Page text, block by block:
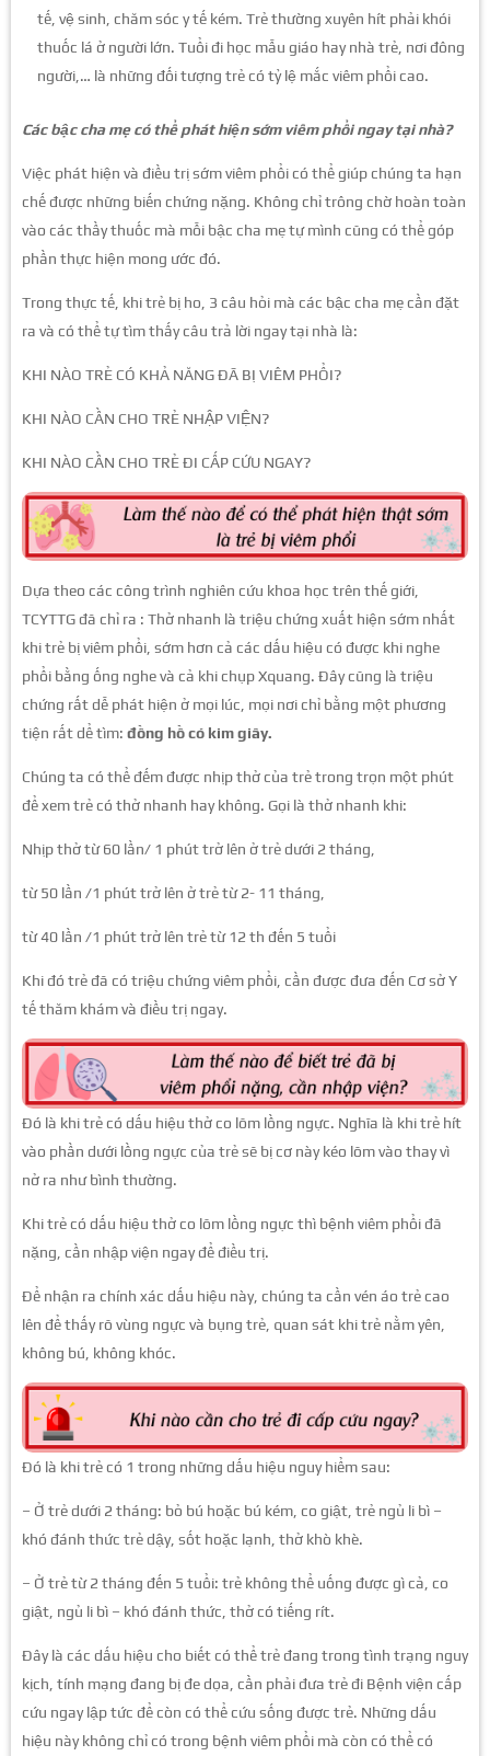
tế, vệ sinh, chăm sóc y tế kém. Trẻ thường xuyên hít phải khói
thuốc lá ở người lớn. Tuổi đi học mẫu giáo hay nhà trẻ, nơi đông
người,… là những đối tượng trẻ có tỷ lệ mắc viêm phổi cao.
Các bậc cha mẹ có thể phát hiện sớm viêm phổi ngay tại nhà?
Việc phát hiện và điều trị sớm viêm phổi có thể giúp chúng ta hạn
chế được những biến chứng nặng. Không chỉ trông chờ hoàn toàn
vào các thầy thuốc mà mỗi bậc cha mẹ tự mình cũng có thể góp
phần thực hiện mong ước đó.
Trong thực tế, khi trẻ bị ho, 3 câu hỏi mà các bậc cha mẹ cần đặt
ra và có thể tự tìm thấy câu trả lời ngay tại nhà là:
KHI NÀO TRẺ CÓ KHẢ NĂNG ĐÃ BỊ VIÊM PHỔI?
KHI NÀO CẦN CHO TRẺ NHẬP VIỆN?
KHI NÀO CẦN CHO TRẺ ĐI CẤP CỨU NGAY?
Dựa theo các công trình nghiên cứu khoa học trên thế giới,
TCYTTG đã chỉ ra : Thở nhanh là triệu chứng xuất hiện sớm nhất
khi trẻ bị viêm phổi, sớm hơn cả các dấu hiệu có được khi nghe
phổi bằng ống nghe và cả khi chụp Xquang. Đây cũng là triệu
chứng rất dễ phát hiện ở mọi lúc, mọi nơi chỉ bằng một phương
tiện rất dể tìm: đồng hồ có kim giây.
Chúng ta có thể đếm được nhịp thở của trẻ trong trọn một phút
để xem trẻ có thở nhanh hay không. Gọi là thở nhanh khi:
Nhịp thở từ 60 lần/ 1 phút trở lên ở trẻ dưới 2 tháng,
từ 50 lần /1 phút trở lên ở trẻ từ 2- 11 tháng,
từ 40 lần /1 phút trở lên trẻ từ 12 th đến 5 tuổi
Khi đó trẻ đã có triệu chứng viêm phổi, cần được đưa đến Cơ sở Y
tế thăm khám và điều trị ngay.
Đó là khi trẻ có dấu hiệu thở co lõm lồng ngực. Nghĩa là khi trẻ hít
vào phần dưới lồng ngực của trẻ sẽ bị cơ này kéo lõm vào thay vì
nở ra như bình thường.
Khi trẻ có dấu hiệu thở co lõm lồng ngực thì bệnh viêm phổi đã
nặng, cần nhập viện ngay để điều trị.
Để nhận ra chính xác dấu hiệu này, chúng ta cần vén áo trẻ cao
lên để thấy rõ vùng ngực và bụng trẻ, quan sát khi trẻ nằm yên,
không bú, không khóc.
Đó là khi trẻ có 1 trong những dấu hiệu nguy hiểm sau:
– Ở trẻ dưới 2 tháng: bỏ bú hoặc bú kém, co giật, trẻ ngủ li bì –
khó đánh thức trẻ dậy, sốt hoặc lạnh, thở khò khè.
– Ở trẻ từ 2 tháng đến 5 tuổi: trẻ không thể uống được gì cả, co
giật, ngủ li bì – khó đánh thức, thở có tiếng rít.
Đây là các dấu hiệu cho biết có thể trẻ đang trong tình trạng nguy
kịch, tính mạng đang bị đe dọa, cần phải đưa trẻ đi Bệnh viện cấp
cứu ngay lập tức để còn có thể cứu sống được trẻ. Những dấu
hiệu này không chỉ có trong bệnh viêm phổi mà còn có thể có